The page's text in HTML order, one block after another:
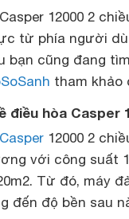
Casper 12000 2
từ phía người
bạn cũng đang
tham
điều hòa Casper
12000 2
với công suất
Từ đó, máy
đến độ bền sau